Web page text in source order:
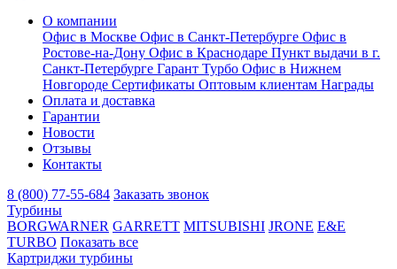
О компании
Офис в Москве Офис в Санкт-Петербурге Офис в
Ростове-на-Дону Офис в Краснодаре Пункт выдачи в г.
Санкт-Петербурге Гарант Турбо Офис в Нижнем
Новгороде Сертификаты Оптовым клиентам Награды
Оплата и доставка
Гарантии
Новости
Отзывы
Контакты
8 (800) 77-55-684 Заказать звонок
Турбины
BORGWARNER GARRETT MITSUBISHI JRONE E&E
TURBO Показать все
Картриджи турбины